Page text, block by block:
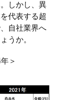
しかし、異
代表する超
自社業界へ
うか。
＞